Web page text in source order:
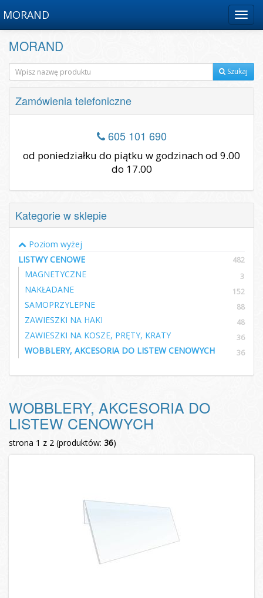
Menu
MORAND
MORAND
Szukaj
Zamówienia telefoniczne
605 101 690
od poniedziałku do piątku w godzinach od 9.00
do 17.00
Kategorie w sklepie
Poziom wyżej
LISTWY CENOWE
482
MAGNETYCZNE 3
NAKŁADANE 152
SAMOPRZYLEPNE 88
ZAWIESZKI NA HAKI 48
ZAWIESZKI NA KOSZE, PRĘTY, KRATY 36
WOBBLERY, AKCESORIA DO LISTEW CENOWYCH 36
WOBBLERY, AKCESORIA DO
LISTEW CENOWYCH
strona 1 z 2 (produktów: 36)